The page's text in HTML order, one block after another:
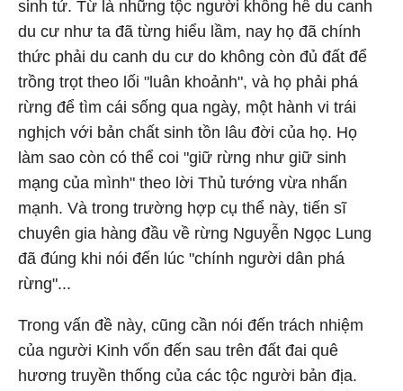
sinh tử. Từ là những tộc người không hề du canh
du cư như ta đã từng hiểu lầm, nay họ đã chính
thức phải du canh du cư do không còn đủ đất để
trồng trọt theo lối "luân khoảnh", và họ phải phá
rừng để tìm cái sống qua ngày, một hành vi trái
nghịch với bản chất sinh tồn lâu đời của họ. Họ
làm sao còn có thể coi "giữ rừng như giữ sinh
mạng của mình" theo lời Thủ tướng vừa nhấn
mạnh. Và trong trường hợp cụ thể này, tiến sĩ
chuyên gia hàng đầu về rừng Nguyễn Ngọc Lung
đã đúng khi nói đến lúc "chính người dân phá
rừng"...
Trong vấn đề này, cũng cần nói đến trách nhiệm
của người Kinh vốn đến sau trên đất đai quê
hương truyền thống của các tộc người bản địa.